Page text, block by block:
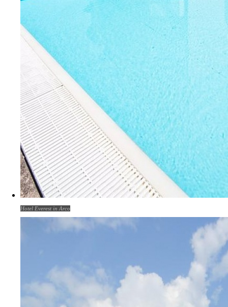
Hotel Everest in Arco